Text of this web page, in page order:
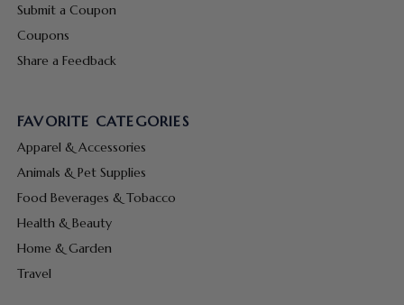
Submit a Coupon
Coupons
Share a Feedback
FAVORITE CATEGORIES
Apparel & Accessories
Animals & Pet Supplies
Food Beverages & Tobacco
Health & Beauty
Home & Garden
Travel